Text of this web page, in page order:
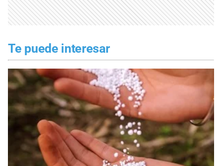
Te puede interesar